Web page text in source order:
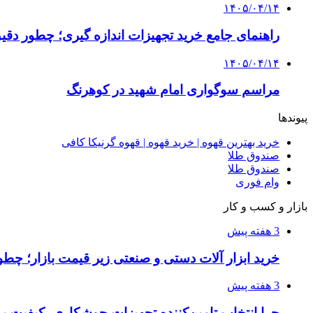
۱۴۰۵/۰۴/۱۴
راهنمای جامع خرید تجهیزات اندازه گیری؛ چطور
۱۴۰۵/۰۴/۱۴
مراسم سوگواری امام شهید در کوهرنگ
پیوندها
خرید بهترین قهوه | خرید قهوه | قهوه گرنیکا کافی
صندوق طلا
صندوق طلا
وام فوری
بازار و کسب و کار
3 هفته پیش
خرید ابزار آلات دستی و صنعتی زیر قیمت بازار؛
3 هفته پیش